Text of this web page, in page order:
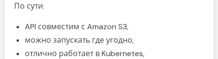
user1-policy.json
По сути:
API совместим с Amazon S3,
можно запускать где угодно,
отлично работает в Kubernetes,